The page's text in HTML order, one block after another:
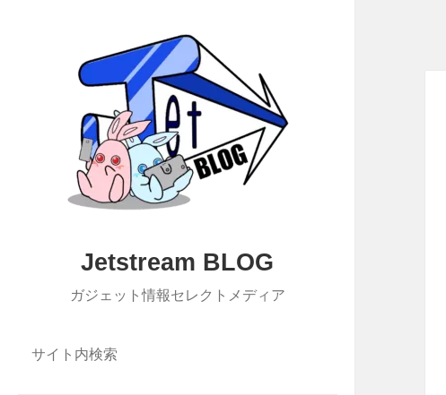
Jetstream BLOG
ガジェット情報セレクトメディア